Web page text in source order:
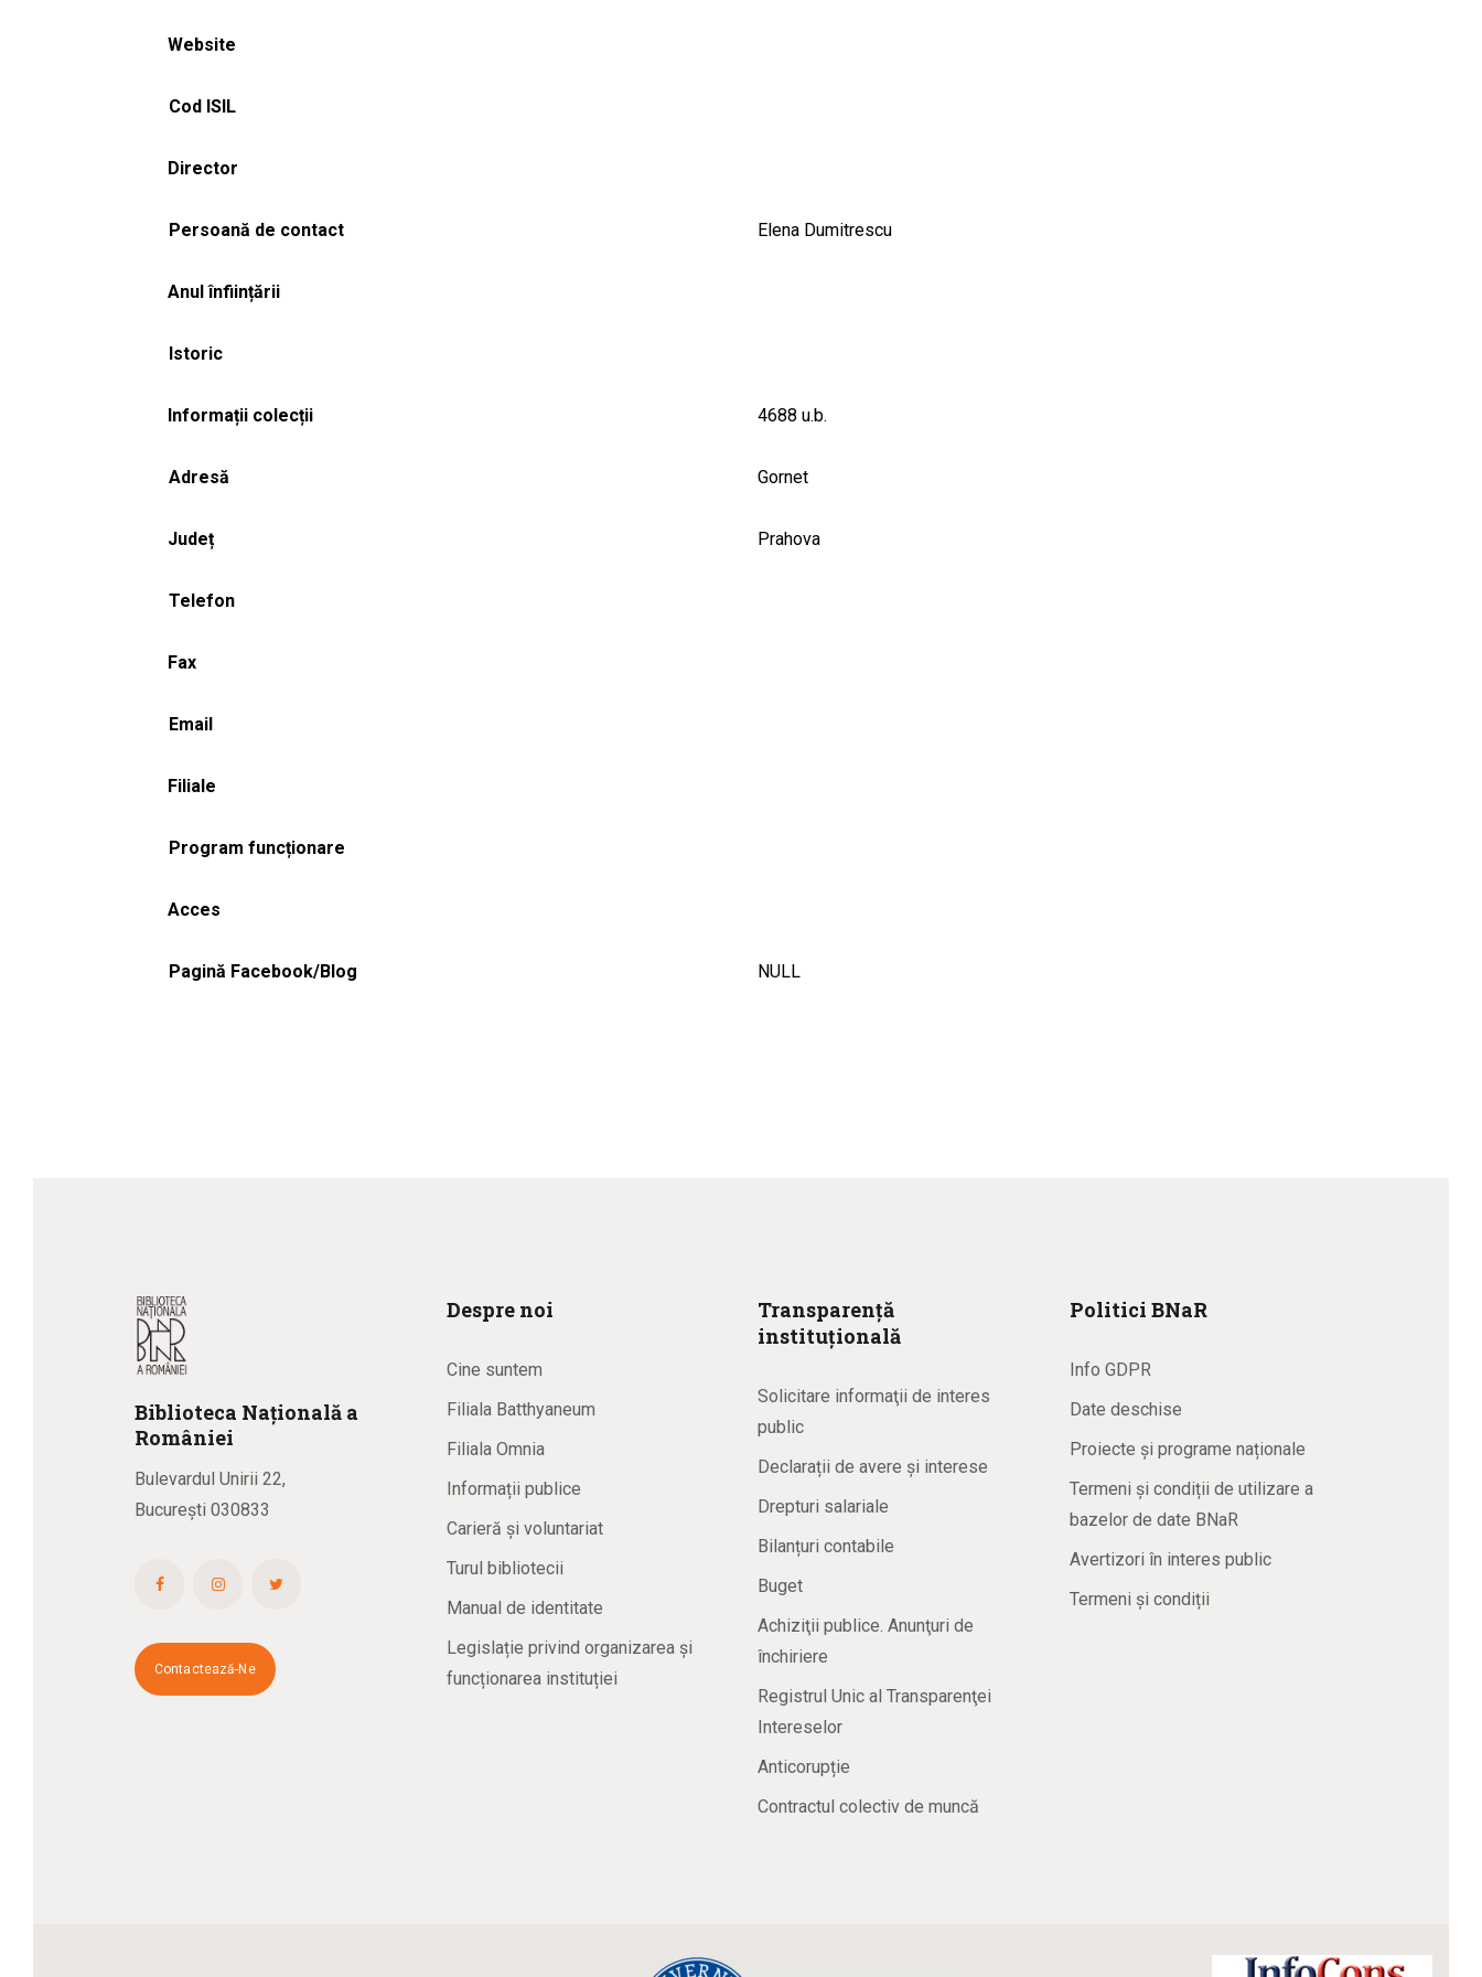
Website
Cod ISIL
Director
Persoană de contact Elena Dumitrescu
Anul înființării
Istoric
Informații colecții 4688 u.b.
Adresă Gornet
Județ Prahova
Telefon
Fax
Email
Filiale
Program funcționare
Acces
Pagină Facebook/Blog NULL
Biblioteca Națională a
României
Bulevardul Unirii 22,
București 030833
Contactează-Ne
Despre noi
Cine suntem
Filiala Batthyaneum
Filiala Omnia
Informații publice
Carieră și voluntariat
Turul bibliotecii
Manual de identitate
Legislație privind organizarea și
funcționarea instituției
Transparență
instituțională
Solicitare informaţii de interes
public
Declarații de avere și interese
Drepturi salariale
Bilanțuri contabile
Buget
Achiziţii publice. Anunţuri de
închiriere
Registrul Unic al Transparenţei
Intereselor
Anticorupție
Contractul colectiv de muncă
Politici BNaR
Info GDPR
Date deschise
Proiecte și programe naționale
Termeni și condiții de utilizare a
bazelor de date BNaR
Avertizori în interes public
Termeni și condiții